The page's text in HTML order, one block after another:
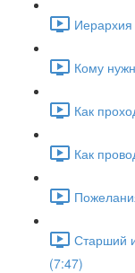
Кому
Как
Как
Старший
(7:47)